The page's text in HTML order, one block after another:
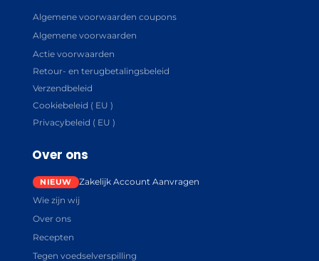
Algemene voorwaarden coupons
Algemene voorwaarden
Actie voorwaarden
Retour- en terugbetalingsbeleid
Verzendbeleid
Cookiebeleid ( EU )
Privacybeleid ( EU )
Over ons
Zakelijk Account Aanvragen
Wie zijn wij
Over ons
Recepten
Tegen voedselverspilling